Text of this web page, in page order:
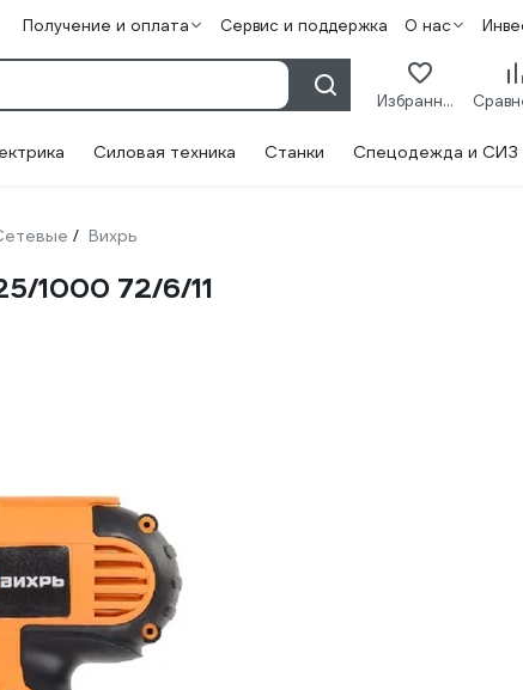
Получение и оплата Сервис и поддержка О нас
Избранное
Силовая техника Станки Спецодежда и СИЗ
/ Вихрь
1000 72/6/11